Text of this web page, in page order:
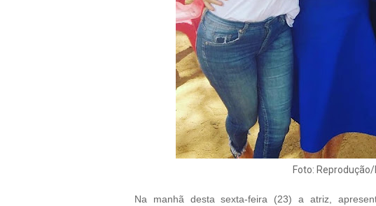
Foto:
Na manhã desta sexta-feira (23) a atriz,